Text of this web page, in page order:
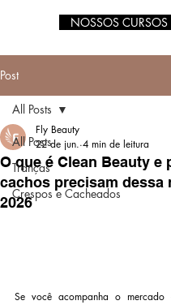
NOSSOS CURSOS
Post
All Posts
Tranças
Crespos e Cacheados
All Posts
O que é Clean Beauty e
cachos precisam dessa
2026
Fly Beauty
22 de jun. 4 min de leitura
Se você acompanha o